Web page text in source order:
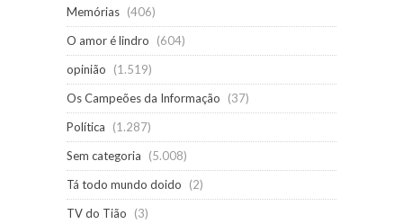
Memórias (406)
O amor é lindro
(604)
opinião
(1.519)
Os Campeões da Informação
(37)
Política
(1.287)
Sem categoria
(5.008)
Tá todo mundo doido
(2)
TV do Tião
(3)